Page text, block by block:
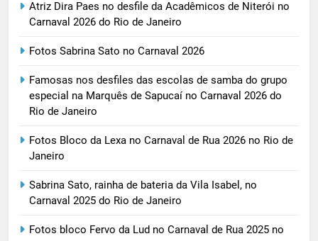
Atriz Dira Paes no desfile da Acadêmicos de Niterói no
Carnaval 2026 do Rio de Janeiro
Fotos Sabrina Sato no Carnaval 2026
Famosas nos desfiles das escolas de samba do grupo
especial na Marquês de Sapucaí no Carnaval 2026 do
Rio de Janeiro
Fotos Bloco da Lexa no Carnaval de Rua 2026 no Rio de
Janeiro
Sabrina Sato, rainha de bateria da Vila Isabel, no
Carnaval 2025 do Rio de Janeiro
Fotos bloco Fervo da Lud no Carnaval de Rua 2025 no